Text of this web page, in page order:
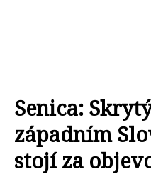
Senica:
západním
stojí za